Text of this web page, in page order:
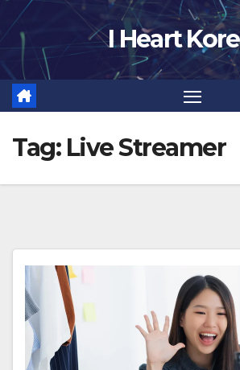
Skip
content
I Heart
Tag: Live Streamer